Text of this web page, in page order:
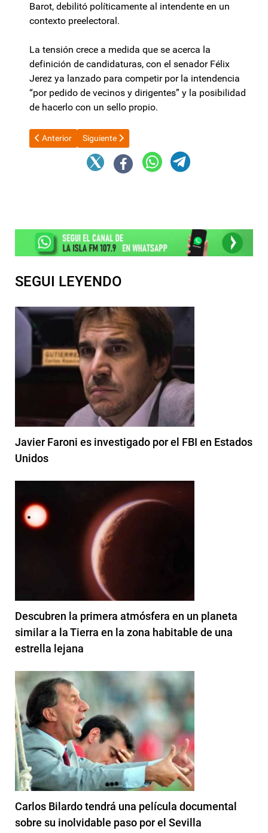
Barot, debilitó políticamente al intendente en un
contexto preelectoral.
La tensión crece a medida que se acerca la
definición de candidaturas, con el senador Félix
Jerez ya lanzado para competir por la intendencia
“por pedido de vecinos y dirigentes” y la posibilidad
de hacerlo con un sello propio.
Artículo anterior: Luis Caputo seca la plaza de pesos por el
Anterior Artículo siguiente: Agustín Rossi: "Al gobierno no
Siguiente
SEGUI LEYENDO
Javier Faroni es investigado por el FBI en Estados
Unidos
Descubren la primera atmósfera en un planeta
similar a la Tierra en la zona habitable de una
estrella lejana
Carlos Bilardo tendrá una película documental
sobre su inolvidable paso por el Sevilla